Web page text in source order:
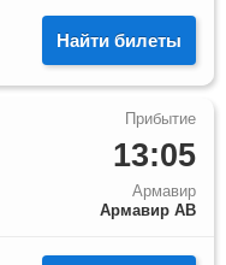
Найти билеты
13:05
Армавир
Армавир АВ